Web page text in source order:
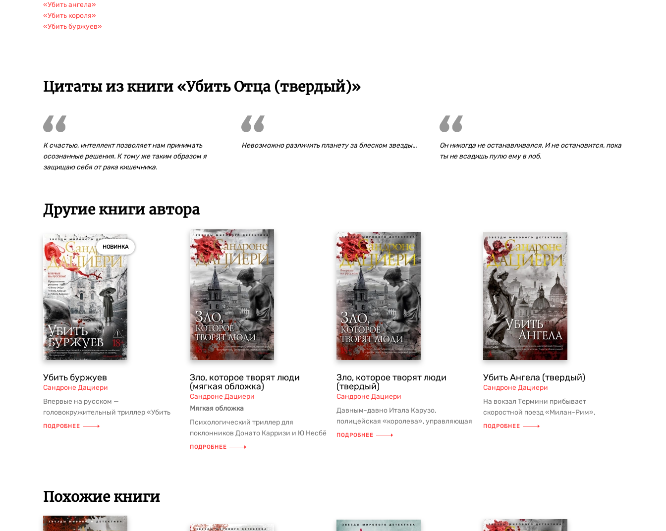
«Убить ангела»
«Убить короля»
«Убить буржуев»
Цитаты из книги «Убить Отца (твердый)»
К счастью, интеллект позволяет нам принимать
осознанные решения. К тому же таким образом я
защищаю себя от рака кишечника.
Невозможно различить планету за блеском звезды...
Он никогда не останавливался. И не остановится, пока
ты не всадишь пулю ему в лоб.
Другие книги автора
НОВИНКА
Убить буржуев
Сандроне Дациери
Впервые на русском —
головокружительный триллер «Убить
буржуев», продолжение цикла
ПОДРОБНЕЕ
Зло, которое творят люди
(мягкая обложка)
Сандроне Дациери
Мягкая обложка
Психологический триллер для
поклонников Донато Карризи и Ю Несбё
от автора знаменитого романа «Убить...
ПОДРОБНЕЕ
Зло, которое творят люди
(твердый)
Сандроне Дациери
Давным-давно Итала Карузо,
полицейская «королева», управляющая
разветвленной коррупционной сетью,
ПОДРОБНЕЕ
Убить Ангела (твердый)
Сандроне Дациери
На вокзал Термини прибывает
скоростной поезд «Милан-Рим»,
пассажиры расходятся, платформа
ПОДРОБНЕЕ
Похожие книги